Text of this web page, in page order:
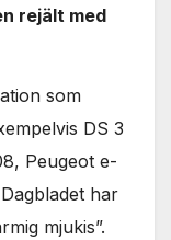
rejält med
som
DS 3
Peugeot e-
har
mjukis”.